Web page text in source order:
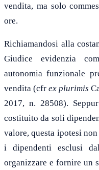
vendita, ma solo
ore.
Richiamandosi alla
Giudice evidenzia
autonomia funzionale
vendita (cfrex plurimis
2017, n. 28508).
costituito da soli
valore, questa ipotesi
i dipendenti esclusi
organizzare e fornire un